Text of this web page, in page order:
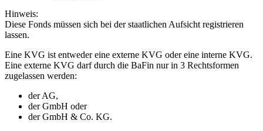
Hinweis:
Diese Fonds müssen sich bei der staatlichen Aufsicht registrieren
lassen.
Eine KVG ist entweder eine externe KVG oder eine interne KVG.
Eine externe KVG darf durch die BaFin nur in 3 Rechtsformen
zugelassen werden:
der AG,
der GmbH oder
der GmbH & Co. KG.